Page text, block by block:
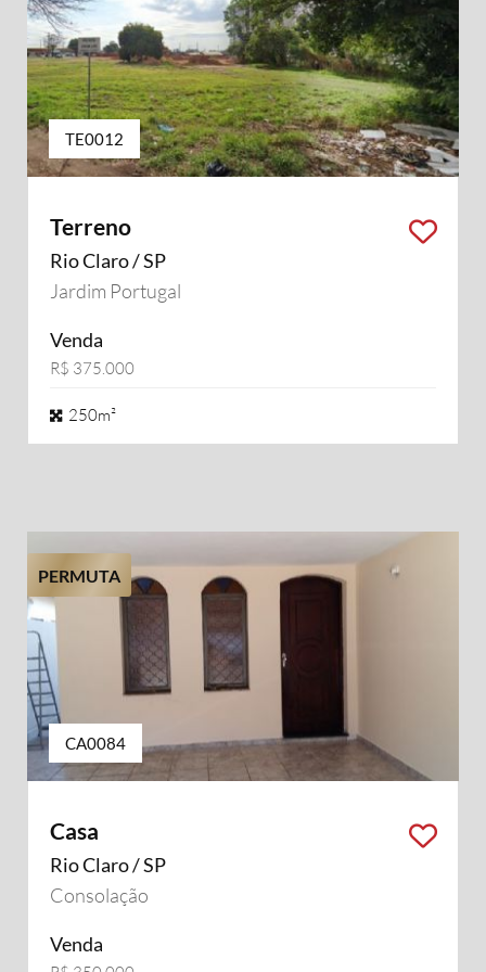
TE0012
Terreno
Rio Claro / SP
Jardim Portugal
Venda
R$ 375.000
250m²
PERMUTA
CA0084
Casa
Rio Claro / SP
Consolação
Venda